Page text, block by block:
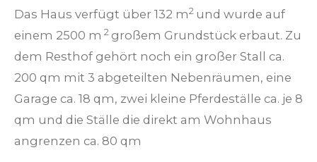
Das Haus verfügt über 132 m2 und wurde auf
einem 2500 m 2 großem Grundstück erbaut. Zu
dem Resthof gehört noch ein großer Stall ca.
200 qm mit 3 abgeteilten Nebenräumen, eine
Garage ca. 18 qm, zwei kleine Pferdeställe ca. je 8
qm und die Ställe die direkt am Wohnhaus
angrenzen ca. 80 qm